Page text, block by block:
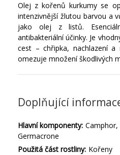
Olej z kořenů kurkumy se
intenzivnější žlutou barvou a
jako olej z listů.
antibakteriální účinky. Je
cest – chřipka, nachlazení
omezuje množení škodlivých
Doplňující
Hlavní komponenty: Camphor,
Germacrone
Použitá část rostliny: Kořeny